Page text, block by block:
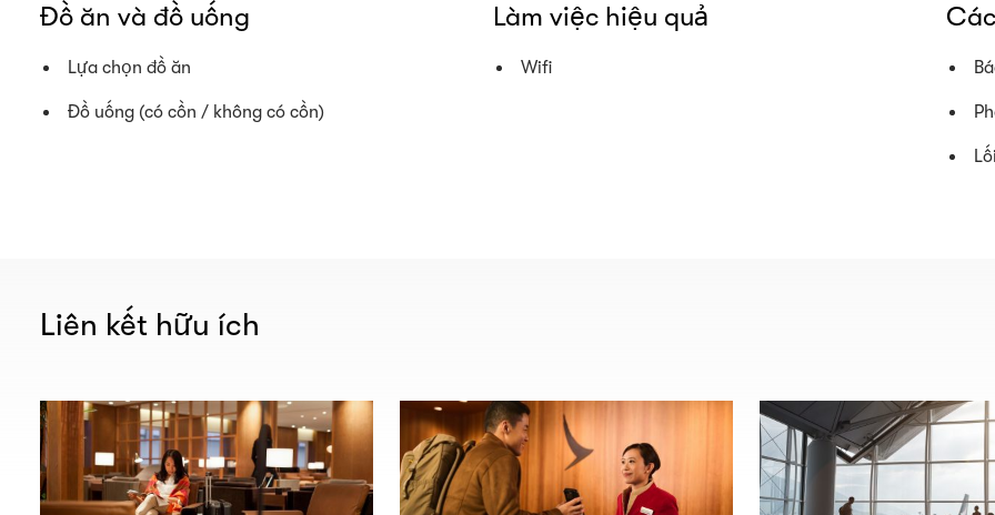
Đồ ăn và đồ uống
Lựa chọn đồ ăn
Đồ uống (có cồn / không có cồn)
Làm việc hiệu quả
Wifi
Liên kết hữu ích